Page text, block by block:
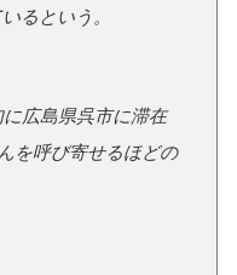
るという。
広島県呉市に滞在
を呼び寄せるほどの